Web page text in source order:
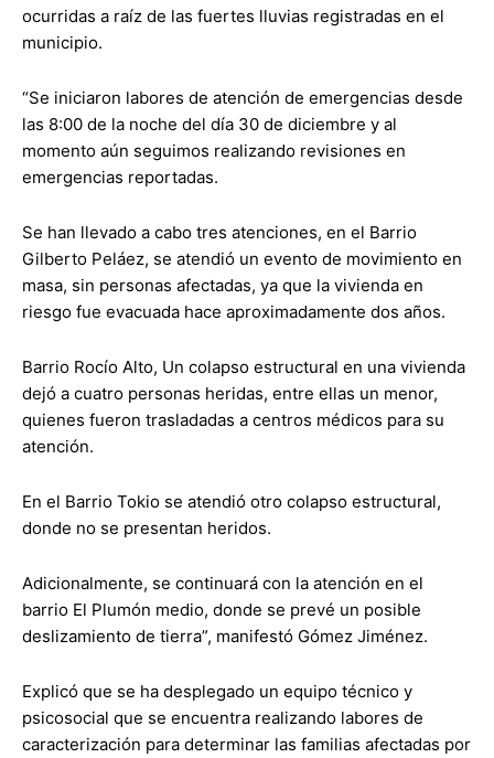
ocurridas a raíz de las fuertes lluvias registradas en el
municipio.
“Se iniciaron labores de atención de emergencias desde
las 8:00 de la noche del día 30 de diciembre y al
momento aún seguimos realizando revisiones en
emergencias reportadas.
Se han llevado a cabo tres atenciones, en el Barrio
Gilberto Peláez, se atendió un evento de movimiento en
masa, sin personas afectadas, ya que la vivienda en
riesgo fue evacuada hace aproximadamente dos años.
Barrio Rocío Alto, Un colapso estructural en una vivienda
dejó a cuatro personas heridas, entre ellas un menor,
quienes fueron trasladadas a centros médicos para su
atención.
En el Barrio Tokio se atendió otro colapso estructural,
donde no se presentan heridos.
Adicionalmente, se continuará con la atención en el
barrio El Plumón medio, donde se prevé un posible
deslizamiento de tierra”, manifestó Gómez Jiménez.
Explicó que se ha desplegado un equipo técnico y
psicosocial que se encuentra realizando labores de
caracterización para determinar las familias afectadas por